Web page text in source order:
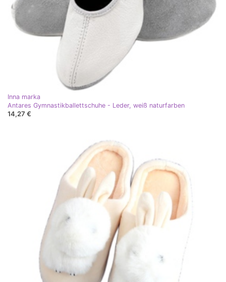
Inna marka
Antares Gymnastikballettschuhe - Leder, weiß naturfarben
14,27 €